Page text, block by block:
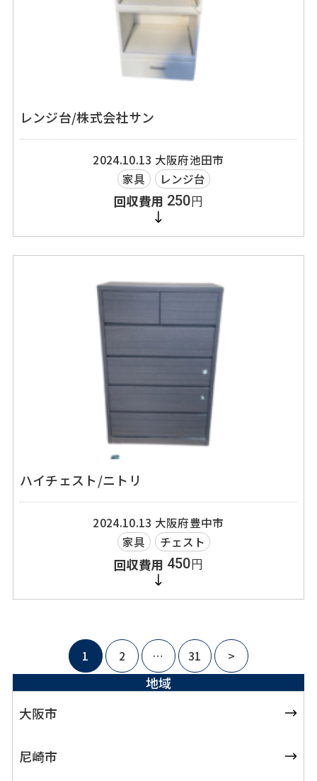
レンジ台/株式会社サン
2024.10.13 大阪府池田市
家具
レンジ台
250円
ハイチェスト/ニトリ
2024.10.13 大阪府豊中市
家具
チェスト
450円
ー
送
1 2 … 31 >
地域
大阪市
尼崎市